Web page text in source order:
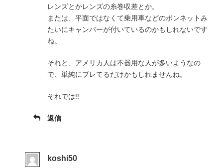
レンズとかレンズの糸巻収差とか。
または、平面ではなくて乗用車などのボンネットみ
たいにキャンバーが付いているのかもしれないです
ね。
それと、アメリカ人は不器用な人が多いようなの
で、単純にブレてるだけかもしれませんね。
それでは!!
返信
koshi50